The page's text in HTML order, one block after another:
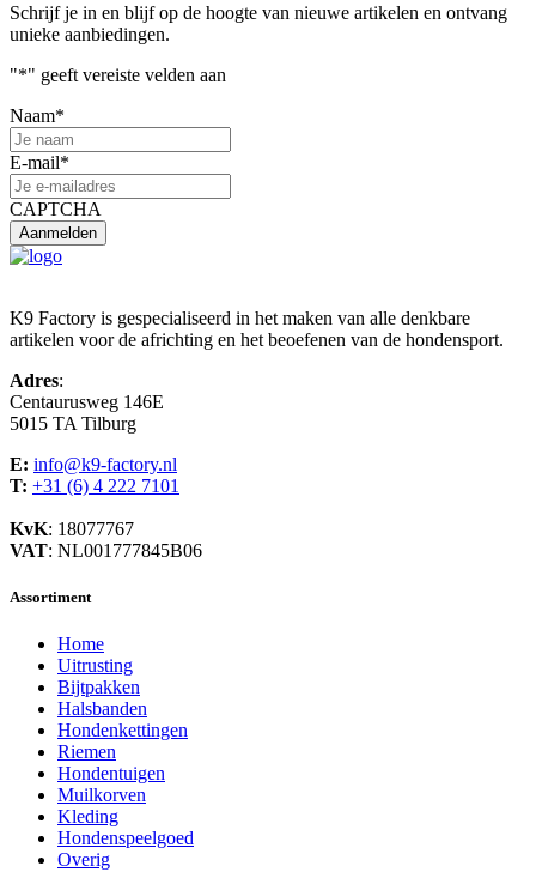
Schrijf je in en blijf op de hoogte van nieuwe artikelen en ontvang
unieke aanbiedingen.
"*" geeft vereiste velden aan
Naam*
E-mail*
CAPTCHA
K9 Factory is gespecialiseerd in het maken van alle denkbare
artikelen voor de africhting en het beoefenen van de hondensport.
Adres:
Centaurusweg 146E
5015 TA Tilburg
E: info@k9-factory.nl
T: +31 (6) 4 222 7101
KvK: 18077767
VAT: NL001777845B06
Assortiment
Home
Uitrusting
Bijtpakken
Halsbanden
Hondenkettingen
Riemen
Hondentuigen
Muilkorven
Kleding
Hondenspeelgoed
Overig